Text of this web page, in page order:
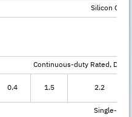
Silicon
Continuous-duty Rated,
0.4 1.5
2.2
Single-